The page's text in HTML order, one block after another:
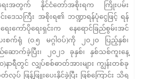
းအတွက် နိုင်ငံတော်အစိုးရက ကြိုးပမ်း
ဒေသကြီး အစိုးရ၏ ဘဏ္ဍာရန်ပုံငွေဖြင့် ရန်
ေးကော်ပိုရေးရှင်းက နေရောင်ခြည်စွမ်းအင်
စက်ရုံ (၀.၅ မဂ္ဂါဝပ်)ကို ၂၀၂၀ ပြည့်နှစ်၊
က်ခဲ့ပြီး၊ ၂၀၂၁ ခုနှစ်၊ နှစ်သစ်ကူးနေ့
)နာရီတွင် လျှပ်စစ်ဓာတ်အားများ ကျွန်းတစ်ခု
ဖြန့်ဖြူးပေးနိုင်ခဲ့ပြီး ဖြစ်ကြောင်း သိရ